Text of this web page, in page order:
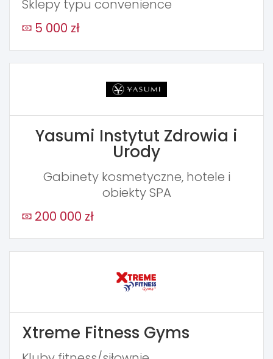
Sklepy typu convenience
5 000 zł
Yasumi Instytut Zdrowia i
Urody
Gabinety kosmetyczne, hotele i
obiekty SPA
200 000 zł
Xtreme Fitness Gyms